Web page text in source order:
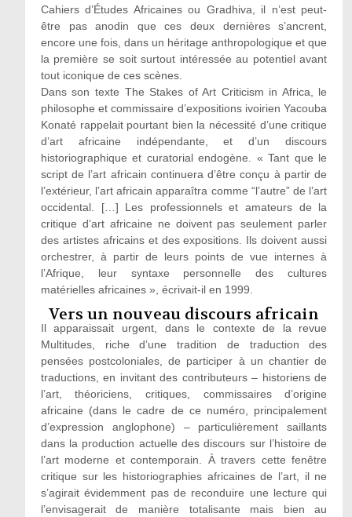
Cahiers d’Études Africaines ou Gradhiva, il n’est peut-
être pas anodin que ces deux dernières s’ancrent,
encore une fois, dans un héritage anthropologique et que
la première se soit surtout intéressée au potentiel avant
tout iconique de ces scènes.
Dans son texte The Stakes of Art Criticism in Africa, le
philosophe et commissaire d’expositions ivoirien Yacouba
Konaté rappelait pourtant bien la nécessité d’une critique
d’art africaine indépendante, et d’un discours
historiographique et curatorial endogène. « Tant que le
script de l’art africain continuera d’être conçu à partir de
l’extérieur, l’art africain apparaîtra comme “l’autre” de l’art
occidental. […] Les professionnels et amateurs de la
critique d’art africaine ne doivent pas seulement parler
des artistes africains et des expositions. Ils doivent aussi
orchestrer, à partir de leurs points de vue internes à
l’Afrique, leur syntaxe personnelle des cultures
matérielles africaines », écrivait-il en 1999.
Vers un nouveau discours africain
Il apparaissait urgent, dans le contexte de la revue
Multitudes, riche d’une tradition de traduction des
pensées postcoloniales, de participer à un chantier de
traductions, en invitant des contributeurs – historiens de
l’art, théoriciens, critiques, commissaires d’origine
africaine (dans le cadre de ce numéro, principalement
d’expression anglophone) – particulièrement saillants
dans la production actuelle des discours sur l’histoire de
l’art moderne et contemporain. À travers cette fenêtre
critique sur les historiographies africaines de l’art, il ne
s’agirait évidemment pas de reconduire une lecture qui
l’envisagerait de manière totalisante mais bien au